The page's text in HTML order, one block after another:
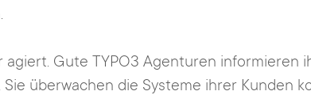
Gute TYPO3 Agenturen informieren
überwachen die Systeme ihrer Kunden